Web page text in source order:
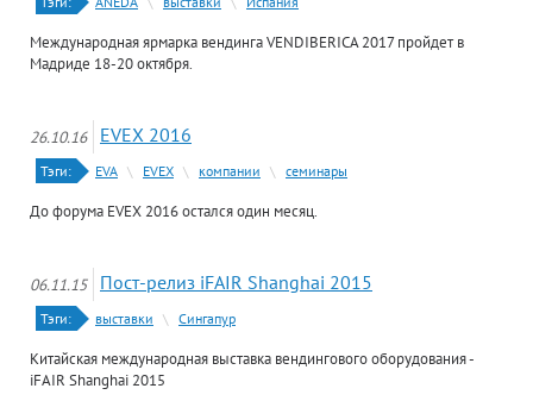
Международная ярмарка вендинга VENDIBERICA 2017 пройдет в
Мадриде 18-20 октября.
26.10.16 EVEX 2016
Тэги: EVA \ EVEX \ компании \ семинары
До форума EVEX 2016 остался один месяц.
06.11.15 Пост-релиз iFAIR Shanghai 2015
Тэги: выставки \ Сингапур
Китайская международная выставка вендингового оборудования -
iFAIR Shanghai 2015